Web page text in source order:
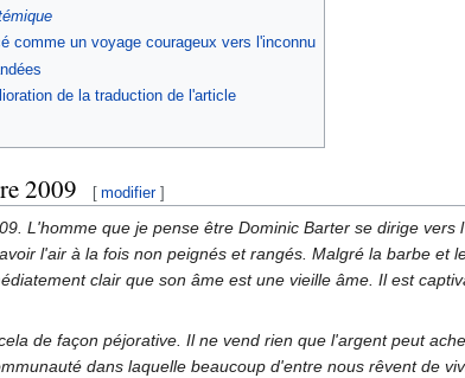
comme un voyage courageux vers l'inconnu
de la traduction de l'article
2009 [ modifier ]
L'homme que je pense être Dominic Barter se dirige
l'air à la fois non peignés et rangés. Malgré la barbe
clair que son âme est une vieille âme. Il est
de façon péjorative. Il ne vend rien que l'argent peut
dans laquelle beaucoup d'entre nous rêvent de